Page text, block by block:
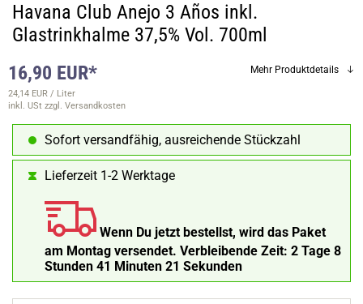
Havana Club Anejo 3 Años inkl.
Glastrinkhalme 37,5% Vol. 700ml
16,90 EUR*
24,14 EUR / Liter
inkl. USt zzgl. Versandkosten
Mehr Produktdetails
Sofort versandfähig, ausreichende Stückzahl
Lieferzeit 1-2 Werktage
Wenn Du jetzt bestellst, wird das Paket
am Montag versendet. Verbleibende Zeit: 2 Tage 8
Stunden 41 Minuten 20 Sekunden